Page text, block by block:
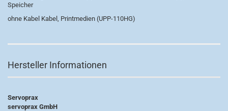
Speicher
ohne Kabel Kabel, Printmedien (UPP-110HG)
Hersteller Informationen
Servoprax
servoprax GmbH